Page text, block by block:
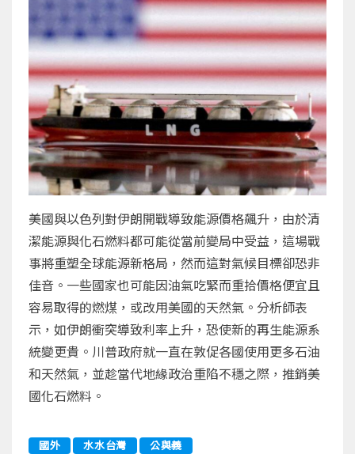
美國與以色列對伊朗開戰導致能源價格飆升，由於清
潔能源與化石燃料都可能從當前變局中受益，這場戰
事將重塑全球能源新格局，然而這對氣候目標卻恐非
佳音。一些國家也可能因油氣吃緊而重拾價格便宜且
容易取得的燃煤，或改用美國的天然氣。分析師表
示，如伊朗衝突導致利率上升，恐使新的再生能源系
統變更貴。川普政府就一直在敦促各國使用更多石油
和天然氣，並趁當代地緣政治重陷不穩之際，推銷美
國化石燃料。
國外 水水台灣 公與義